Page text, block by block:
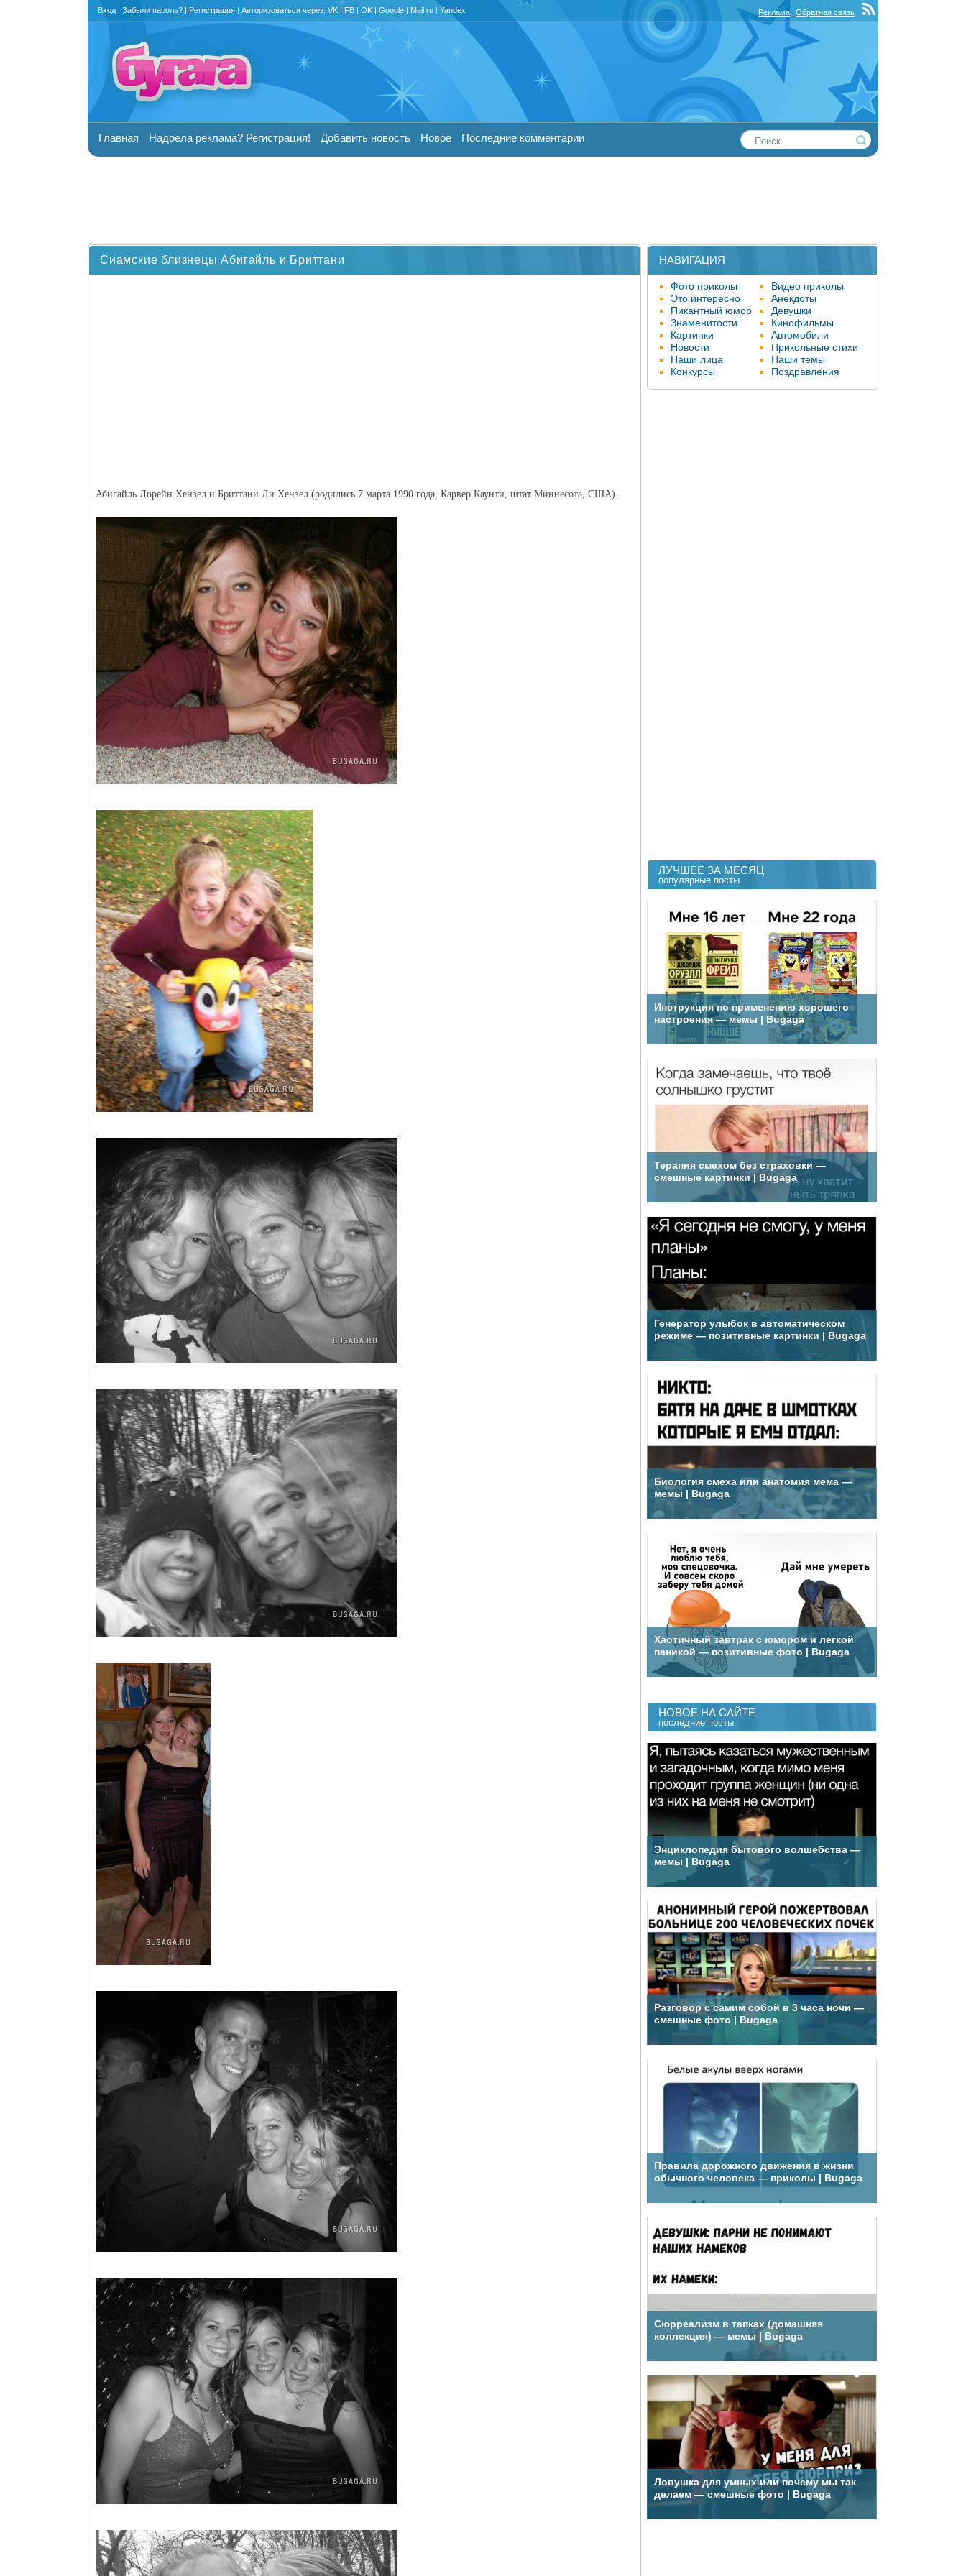
Сиамские близнецы Абигайль и Бриттани
Абигайль Лорейн Хензел и Бриттани Ли Хензел (родились 7 марта 1990 года, Карвер Каунти, штат Миннесота, США).
НАВИГАЦИЯ
Фото приколы
Видео приколы
Это интересно
Анекдоты
Пикантный юмор
Девушки
Знаменитости
Кинофильмы
Картинки
Автомобили
Новости
Прикольные стихи
Наши лица
Наши темы
Конкурсы
Поздравления
ЛУЧШЕЕ ЗА МЕСЯЦ
популярные посты
Инструкция по применению хорошего
настроения — мемы | Bugaga
Терапия смехом без страховки —
смешные картинки | Bugaga
Генератор улыбок в автоматическом
режиме — позитивные картинки | Bugaga
Биология смеха или анатомия мема —
мемы | Bugaga
Хаотичный завтрак с юмором и легкой
паникой — позитивные фото | Bugaga
НОВОЕ НА САЙТЕ
последние посты
Энциклопедия бытового волшебства —
мемы | Bugaga
Разговор с самим собой в 3 часа ночи —
смешные фото | Bugaga
Правила дорожного движения в жизни
обычного человека — приколы | Bugaga
Сюрреализм в тапках (домашняя
коллекция) — мемы | Bugaga
Ловушка для умных или почему мы так
делаем — смешные фото | Bugaga
Вход | Забыли пароль? | Регистрация | Авторизоваться через: VK | FB | OK | Google | Mail.ru | Yandex Реклама Обратная связь
Главная Надоела реклама? Регистрация! Добавить новость Новое Последние комментарии